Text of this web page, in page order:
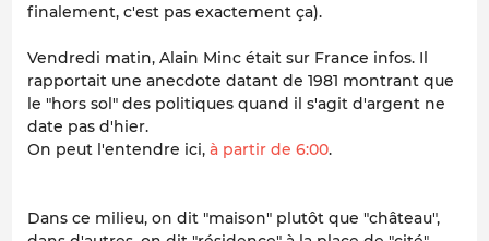
finalement, c'est pas exactement ça).
Vendredi matin, Alain Minc était sur France infos. Il
rapportait une anecdote datant de 1981 montrant que
le "hors sol" des politiques quand il s'agit d'argent ne
date pas d'hier.
On peut l'entendre ici, à partir de 6:00.
Dans ce milieu, on dit "maison" plutôt que "château",